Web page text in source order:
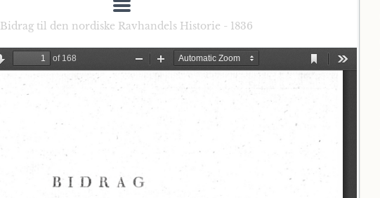
Bidrag til den nordiske Ravhandels Historie - 1836